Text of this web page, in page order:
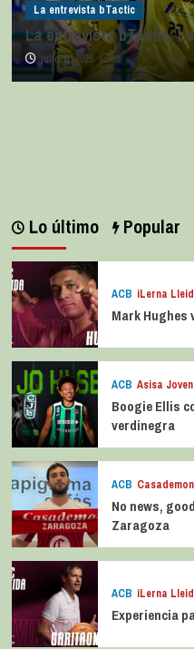
La entrevista bTactic
La entrevista bTactic:
julio 11, 2026 0
Lo último Popular
ACB iLerna
Mark Hughes
ACB Asisa
Boogie Ellis
verdinegra
ACB
No news,
Zaragoza
ACB iLerna
Experiencia